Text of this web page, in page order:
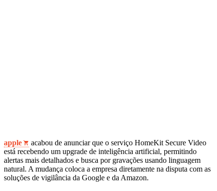
apple
acabou de anunciar que o serviço HomeKit Secure Video
está recebendo um upgrade de inteligência artificial, permitindo
alertas mais detalhados e busca por gravações usando linguagem
natural. A mudança coloca a empresa diretamente na disputa com as
soluções de vigilância da Google e da Amazon.